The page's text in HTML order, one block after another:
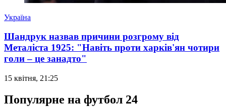
Україна
Шандрук назвав причини розгрому від
Металіста 1925: "Навіть проти харків'ян чотири
голи – це занадто"
15 квітня, 21:25
Популярне на футбол 24